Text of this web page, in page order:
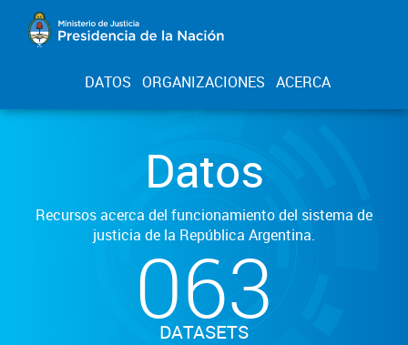
DATOS ORGANIZACIONES ACERCA
Datos
Recursos acerca del funcionamiento del sistema de
justicia de la República Argentina.
063
DATASETS